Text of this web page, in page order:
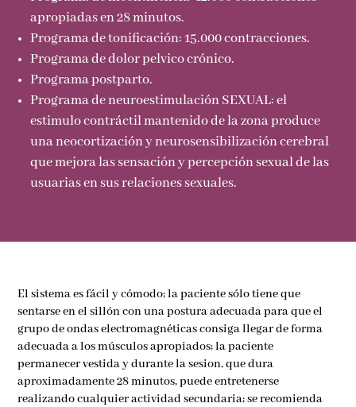
apropiadas en 28 minutos.
Programa de tonificación: 15.000 contracciones.
Programa de dolor pelvico crónico.
Programa postparto.
Programa de neuroestimulación SEXUAL: el
estimulo contráctil mantenido de la zona produce
una neocortización y neurosensibilización cerebral
que mejora las sensación y percepción sexual de las
usuarias en sus relaciones sexuales.
El sistema es fácil y cómodo; la paciente sólo tiene que
sentarse en el sillón con una postura adecuada para que el
grupo de ondas electromagnéticas consiga llegar de forma
adecuada a los músculos apropiados; la paciente
permanecer vestida y durante la sesion, que dura
aproximadamente 28 minutos, puede entretenerse
realizando cualquier actividad secundaria; se recomienda